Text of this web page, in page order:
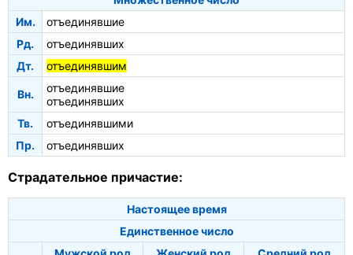
Им.
отъединявшие
Рд.
отъединявших
Дт.
отъединявшим
Вн.
отъединявшие
отъединявших
Тв.
отъединявшими
Пр.
отъединявших
Страдательное причастие:
Настоящее время
Единственное число